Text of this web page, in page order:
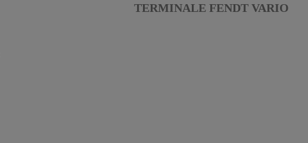
TERMINALE FENDT VARIO